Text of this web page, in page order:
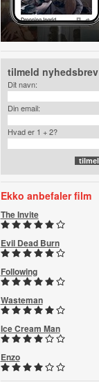
tilmeld nyhedsbrev
Dit navn:
Din email:
Hvad er 1 + 2?
Ekko anbefaler film
The Invite
Evil Dead Burn
Following
Wasteman
Ice Cream Man
Enzo